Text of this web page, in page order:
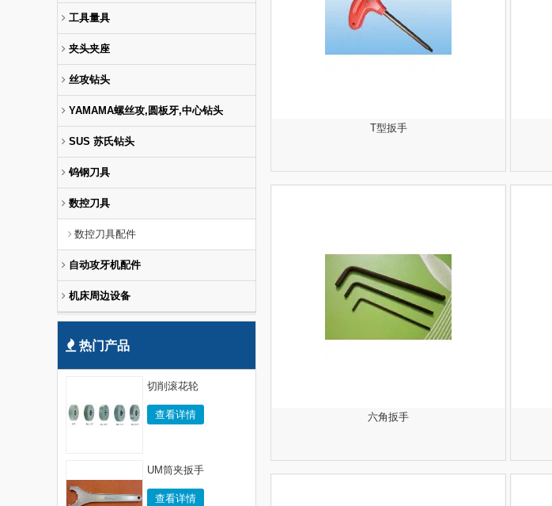
T型扳手
六角扳手
工具量具
夹头夹座
丝攻钻头
YAMAMA螺丝攻,圆板牙,中心钻头
SUS 苏氏钻头
钨钢刀具
数控刀具
数控刀具配件
自动攻牙机配件
机床周边设备
热门产品
切削滚花轮
查看详情
UM筒夹扳手
查看详情